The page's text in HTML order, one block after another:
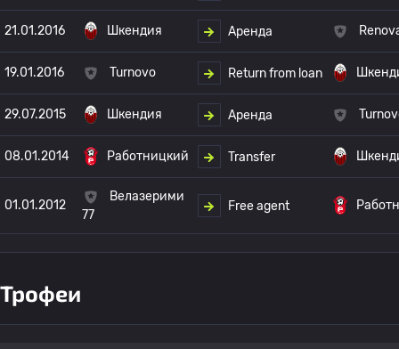
21.01.2016 Шкендия Аренда
19.01.2016 Turnovo Return from loan
29.07.2015 Шкендия Аренда
08.01.2014 Работницкий Transfer
01.01.2012
Велазерими
77
Free agent
Трофеи